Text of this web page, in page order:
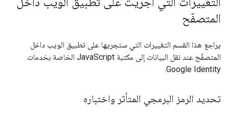
المتصفّح
يراجع هذا القسم التغييرات التي ستجريها على تطبيق الويب داخل
المتصفّح عند نقل البيانات إلى مكتبة JavaScript الخاصة بخدمات
Google Identity.
تحديد الرمز البرمجي المتأثر واختباره